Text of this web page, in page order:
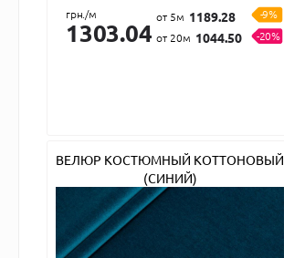
грн./м
1303.04
от 5м 1189.28
-9%
от 20м 1044.50 -20%
ВЕЛЮР КОСТЮМНЫЙ КОТТОНОВЫЙ
(СИНИЙ)